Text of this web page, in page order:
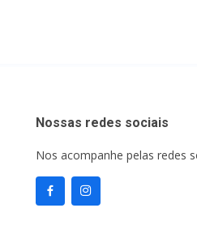
Nossas redes sociais
Nos acompanhe pelas redes